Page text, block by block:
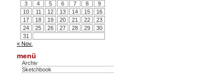
3
4 5 6 7 8
9
10
11 12 13 14 15
16
17
18 19 20 21 22
23
24
25 26 27 28 29
30
31
« Nov.
menü
Archiv
Sketchbook